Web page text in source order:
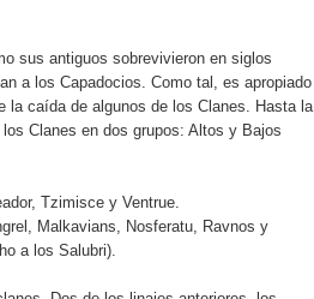
sus antiguos sobrevivieron en siglos
a los Capadocios. Como tal, es apropiado
la caída de algunos de los Clanes. Hasta la
Clanes en dos grupos: Altos y Bajos
Tzimisce y Ventrue.
Malkavians, Nosferatu, Ravnos y
a los Salubri).